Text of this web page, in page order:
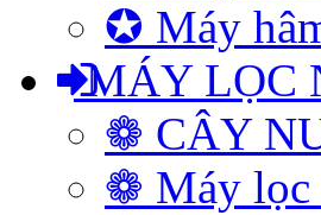
✪ Máy
MÁY LỌC
❁ CÂY
❁ Máy lọc